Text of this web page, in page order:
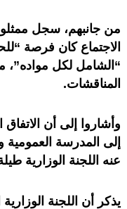
من جانبهم، سجل ممثلو
الاجتماع كان فرصة
“الشامل لكل مواده”،
المناقشات.
وأشاروا إلى أن
إلى المدرسة العمومية
عنه اللجنة الوزارية
يذكر أن اللجنة